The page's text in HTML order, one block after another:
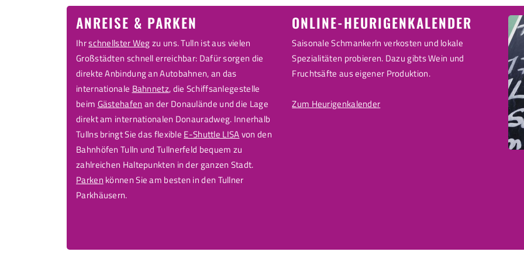
ANREISE & PARKEN
Ihrschnellster Wegzu uns. Tulln ist aus vielen
Großstädten schnell erreichbar: Dafür sorgen die
direkte Anbindung an Autobahnen, an das
internationale Bahnnetz, die Schiffsanlegestelle
beim Gästehafen an der Donaulände und die Lage
direkt am internationalen Donauradweg. Innerhalb
Tullns bringt Sie das flexible E-Shuttle LISAvon den
Bahnhöfen Tulln und Tullnerfeld bequem zu
zahlreichen Haltepunkten in der ganzen Stadt.
Parken können Sie am besten in den Tullner
Parkhäusern.
ONLINE-HEURIGENKALENDER
Saisonale Schmankerln verkosten und lokale
Spezialitäten probieren. Dazu gibts Wein und
Fruchtsäfte aus eigener Produktion.
Zum Heurigenkalender